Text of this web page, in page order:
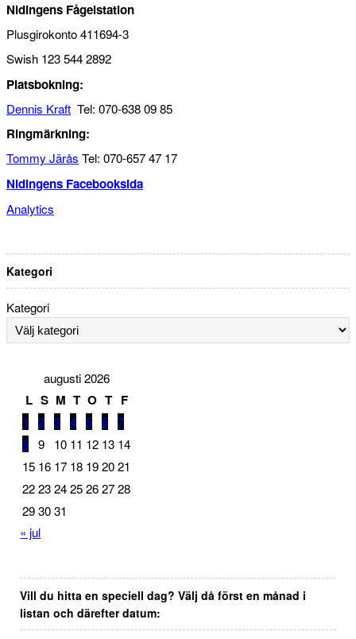
Nidingens Fågelstation
Plusgirokonto 411694-3
Swish 123 544 2892
Platsbokning:
Dennis Kraft Tel: 070-638 09 85
Ringmärkning:
Tommy Järås Tel: 070-657 47 17
Nidingens Facebooksida
Analytics
Kategori
Kategori
augusti 2026
L S M T O T F
1 2 3 4 5 6 7
8 9 10 11 12 13 14
15 16 17 18 19 20 21
22 23 24 25 26 27 28
29 30 31
« jul
Vill du hitta en speciell dag? Välj då först en månad i
listan och därefter datum: